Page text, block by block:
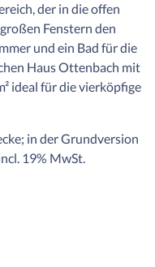
der in die offen
Fenstern den
und ein Bad für die
Haus Ottenbach mit
ideal für die vierköpfige
in der Grundversion
19% MwSt.